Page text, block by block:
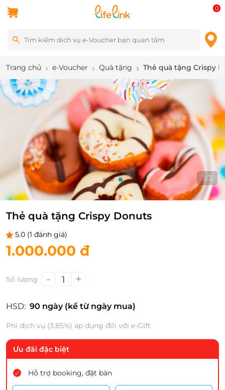
0
Trang chủ e-Voucher Quà tặng Thẻ quà tặng Crispy
3/3
Thẻ quà tặng Crispy Donuts
5.0 (1 đánh giá)
1.000.000 đ
Số lượng - 1 +
HSD: 90 ngày (kể từ ngày mua)
Phí dịch vụ (3.85%) áp dụng đối với e-Gift
Ưu đãi đặc biệt
Hỗ trợ booking, đặt bàn